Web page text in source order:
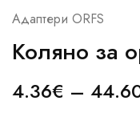
Адаптери ORFS
Коляно за
4.36€ –